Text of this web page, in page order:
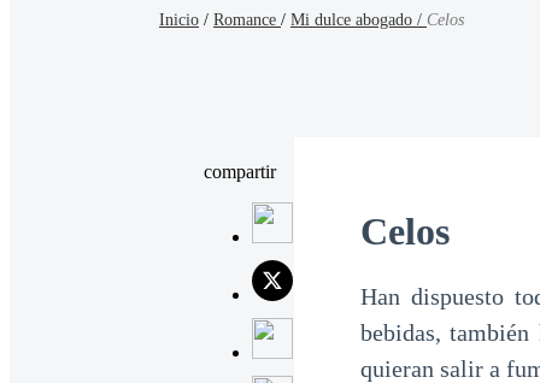
Inicio / Romance / Mi dulce abogado / Celos
compartir
Celos
Han dispuesto
bebidas,
quieran salir a